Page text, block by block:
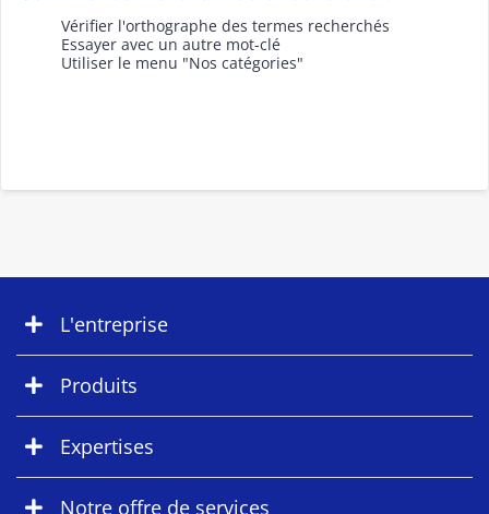
Vérifier l'orthographe des termes recherchés
Essayer avec un autre mot-clé
Utiliser le menu "Nos catégories"
L'entreprise
Produits
Expertises
Notre offre de services